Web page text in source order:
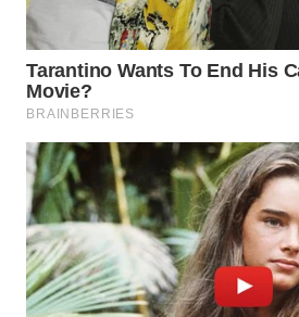
INFRASTRUKTUR
WAHANA
KONSUMEN
WAHANA
LISTRIK
WAHANA
TRAVEL
WAHANA